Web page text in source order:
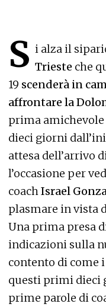
S i alza il
Trieste che
19 scenderà in
affrontare la
prima
dieci giorni
attesa dell’arrivo
l’occasione per
coachIsrael
plasmare in vista
Una prima presa
indicazioni sulla
contento di come
questi primi dieci
prime parole di